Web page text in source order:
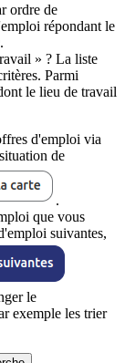
ordre de
répondant le
.
» ? La liste
Parmi
le lieu de travail
d'emploi via
de
.
que vous
suivantes,
le
exemple les trier